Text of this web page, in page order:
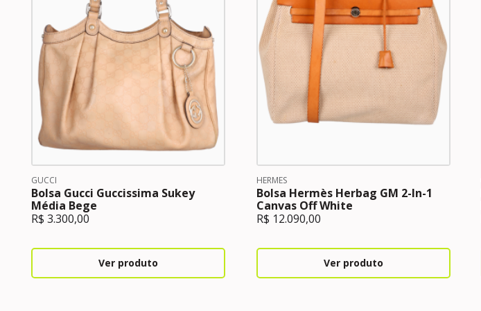
GUCCI
Bolsa Gucci Guccissima Sukey
Média Bege
R$ 3.300,00
Ver produto
HERMES
Bolsa Hermès Herbag GM 2-In-1
Canvas Off White
R$ 12.090,00
Ver produto